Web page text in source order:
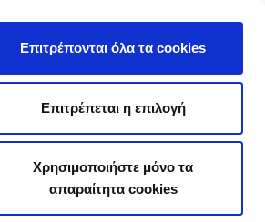
Επιτρέπονται όλα τα cookies
Επιτρέπεται η επιλογή
Χρησιμοποιήστε μόνο τα
απαραίτητα cookies
Next
Tweets by CyprusFA